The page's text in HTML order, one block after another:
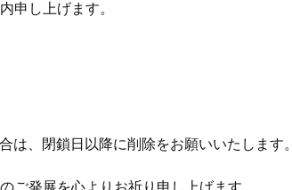
申し上げます。
は、閉鎖日以降に削除をお願いいたします。